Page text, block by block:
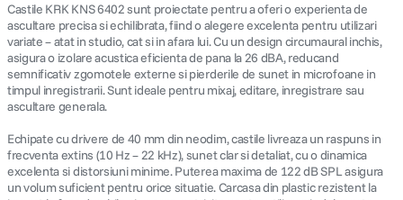
Castile KRK KNS 6402 sunt proiectate pentru a oferi o experienta de
ascultare precisa si echilibrata, fiind o alegere excelenta pentru utilizari
variate – atat in studio, cat si in afara lui. Cu un design circumaural inchis,
asigura o izolare acustica eficienta de pana la 26 dBA, reducand
semnificativ zgomotele externe si pierderile de sunet in microfoane in
timpul inregistrarii. Sunt ideale pentru mixaj, editare, inregistrare sau
ascultare generala.
Echipate cu drivere de 40 mm din neodim, castile livreaza un raspuns in
frecventa extins (10 Hz – 22 kHz), sunet clar si detaliat, cu o dinamica
excelenta si distorsiuni minime. Puterea maxima de 122 dB SPL asigura
un volum suficient pentru orice situatie. Carcasa din plastic rezistent la